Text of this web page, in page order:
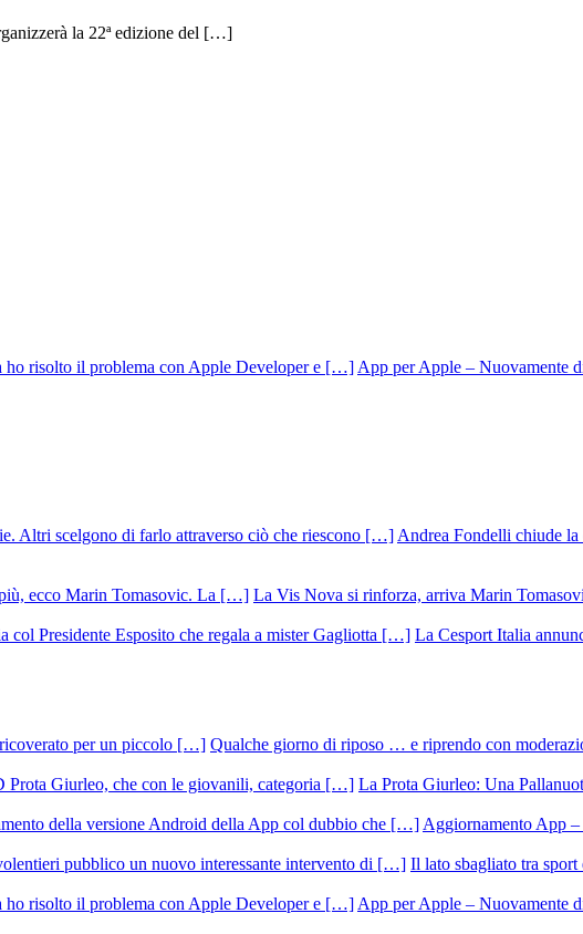
la 22ª edizione del […]
App per Apple – Nuovamente
Andrea Fondelli chiude la
La Vis Nova si rinforza, arriva Marin
La Cesport Italia
Qualche giorno di riposo … e riprendo con
La Prota Giurleo: Una
Aggiornamento App
Il lato sbagliato tra sport
App per Apple – Nuovamente